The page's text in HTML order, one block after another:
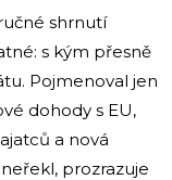
shrnutí
s kým přesně
Pojmenoval jen
dohody s EU,
a nová
prozrazuje